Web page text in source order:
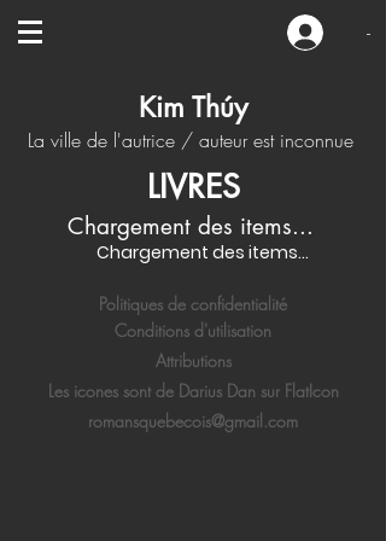
-
Kim Thúy
La ville de l'autrice / auteur est inconnue
LIVRES
Chargement des items...
Chargement des items...
Politiques de confidentialité
Conditions d'utilisation
Attributions
Les icones sont de Darius Dan sur FlatIcon
romansquebecois@gmail.com